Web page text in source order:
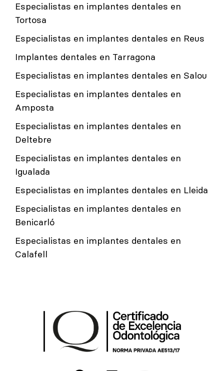
Especialistas en implantes dentales en
Tortosa
Especialistas en implantes dentales en Reus
Implantes dentales en Tarragona
Especialistas en implantes dentales en Salou
Especialistas en implantes dentales en
Amposta
Especialistas en implantes dentales en
Deltebre
Especialistas en implantes dentales en
Igualada
Especialistas en implantes dentales en Lleida
Especialistas en implantes dentales en
Benicarló
Especialistas en implantes dentales en
Calafell